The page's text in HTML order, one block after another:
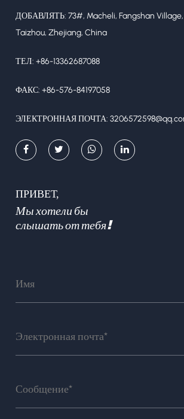
ДОБАВЛЯТЬ: 73#, Macheli, Fangshan Village,
Taizhou, Zhejiang, China
ТЕЛ: +86-13362687088
ФАКС: +86-576-84197058
ЭЛЕКТРОННАЯ ПОЧТА:
ПРИВЕТ,
Мы хотели бы
слышать от тебя!